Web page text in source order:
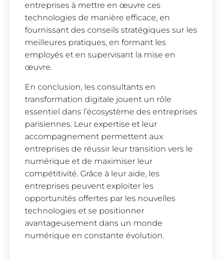
entreprises à mettre en œuvre ces
technologies de manière efficace, en
fournissant des conseils stratégiques sur les
meilleures pratiques, en formant les
employés et en supervisant la mise en
œuvre.
En conclusion, les consultants en
transformation digitale jouent un rôle
essentiel dans l’écosystème des entreprises
parisiennes. Leur expertise et leur
accompagnement permettent aux
entreprises de réussir leur transition vers le
numérique et de maximiser leur
compétitivité. Grâce à leur aide, les
entreprises peuvent exploiter les
opportunités offertes par les nouvelles
technologies et se positionner
avantageusement dans un monde
numérique en constante évolution.